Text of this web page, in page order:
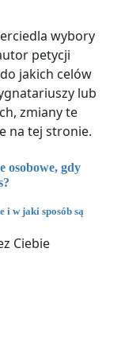
wybory
petycji
jakich celów
lub
zmiany te
na tej stronie.
osobowe, gdy
i w jaki sposób są
Ciebie